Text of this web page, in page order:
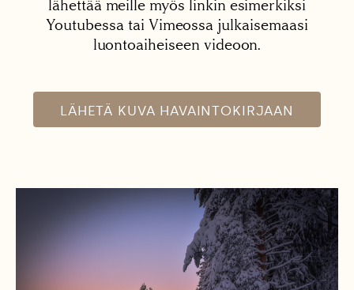
lähettää meille myös linkin esimerkiksi
Youtubessa tai Vimeossa julkaisemaasi
luontoaiheiseen videoon.
LÄHETÄ KUVA HAVAINTOKIRJAAN